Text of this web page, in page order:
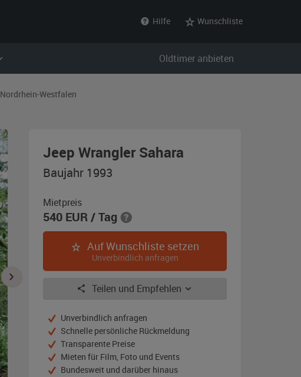
Hilfe Wunschliste
Oldtimer anbieten
Nordrhein-Westfalen
Jeep Wrangler Sahara
mit
Streifen
Baujahr 1993
Mietpreis
540 EUR/ Tag
Auf Wunschliste setzen
Unverbindlich anfragen
Teilen und Empfehlen
Unverbindlich anfragen
Schnelle persönliche Rückmeldung
Transparente Preise
Mieten für Film, Foto und Events
Bundesweit und darüber hinaus